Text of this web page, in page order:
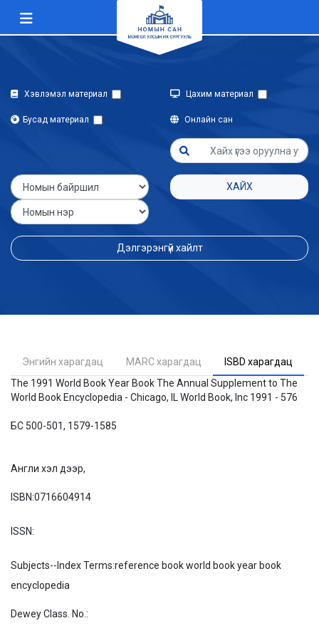
Хэвлэмэл материал Цахим материал
Бусад материал Онлайн сан
ХАЙХ
Дэлгэрэнгүй хайлт
Энгийн харагдац MARC харагдац
ISBD харагдац
The 1991 World Book Year Book The Annual Supplement to The
World Book Encyclopedia - Chicago, IL World Book, Inc 1991 - 576
БС 500-501, 1579-1585
Англи хэл дээр,
ISBN:0716604914
ISSN:
Subjects--Index Terms:reference book world book year book
encyclopedia
Dewey Class. No.: